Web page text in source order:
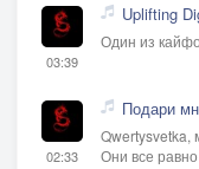
03:39
Uplifting
Один из
02:33
Подари
Qwertysvetka,
Они все